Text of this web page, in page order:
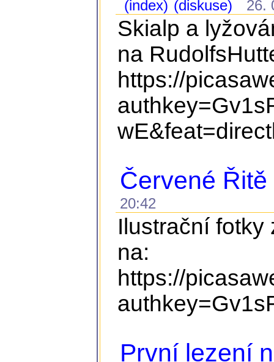
(index) (diskuse) 26.
Skialp a
na
https://
Červené
20:42
Ilustrační fotky
na:
https://
První lezení